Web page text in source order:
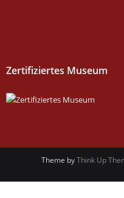
Zertifiziertes Museum
Theme byThink Up